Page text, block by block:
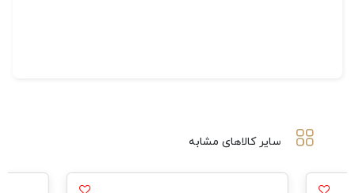
سایر کالاهای مشابه